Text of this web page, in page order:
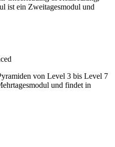
ist ein Zweitagesmodul und
von Level 3 bis Level 7
und findet in